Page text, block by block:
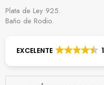
Plata de Ley 925.
Baño de Rodio.
EXCELENTE